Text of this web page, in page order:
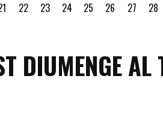
22
23
24
25
26
27
28
DIUMENGE AL